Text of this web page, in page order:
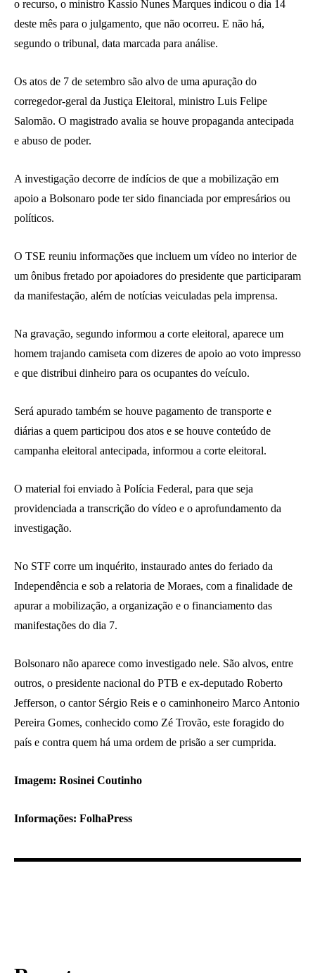
o recurso, o ministro Kassio Nunes Marques indicou o dia 14
deste mês para o julgamento, que não ocorreu. E não há,
segundo o tribunal, data marcada para análise.
Os atos de 7 de setembro são alvo de uma apuração do
corregedor-geral da Justiça Eleitoral, ministro Luis Felipe
Salomão. O magistrado avalia se houve propaganda antecipada
e abuso de poder.
A investigação decorre de indícios de que a mobilização em
apoio a Bolsonaro pode ter sido financiada por empresários ou
políticos.
O TSE reuniu informações que incluem um vídeo no interior de
um ônibus fretado por apoiadores do presidente que participaram
da manifestação, além de notícias veiculadas pela imprensa.
Na gravação, segundo informou a corte eleitoral, aparece um
homem trajando camiseta com dizeres de apoio ao voto impresso
e que distribui dinheiro para os ocupantes do veículo.
Será apurado também se houve pagamento de transporte e
diárias a quem participou dos atos e se houve conteúdo de
campanha eleitoral antecipada, informou a corte eleitoral.
O material foi enviado à Polícia Federal, para que seja
providenciada a transcrição do vídeo e o aprofundamento da
investigação.
No STF corre um inquérito, instaurado antes do feriado da
Independência e sob a relatoria de Moraes, com a finalidade de
apurar a mobilização, a organização e o financiamento das
manifestações do dia 7.
Bolsonaro não aparece como investigado nele. São alvos, entre
outros, o presidente nacional do PTB e ex-deputado Roberto
Jefferson, o cantor Sérgio Reis e o caminhoneiro Marco Antonio
Pereira Gomes, conhecido como Zé Trovão, este foragido do
país e contra quem há uma ordem de prisão a ser cumprida.
Imagem: Rosinei Coutinho
Informações: FolhaPress